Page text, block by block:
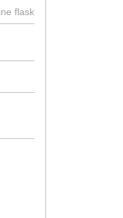
flask